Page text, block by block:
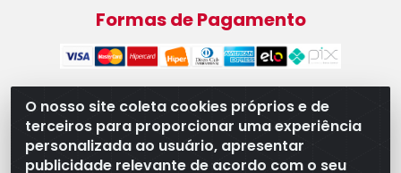
O nosso site coleta cookies próprios e de
terceiros para proporcionar uma experiência
personalizada ao usuário, apresentar
publicidade relevante de acordo com o seu
Formas de Pagamento
WB Componentes Automotivos LTDA - CNPJ
08.528.393/0001-12 - Rua do Níquel, 667 - Parque
Oeste Industrial, Goiânia/GO - CEP 74375-660